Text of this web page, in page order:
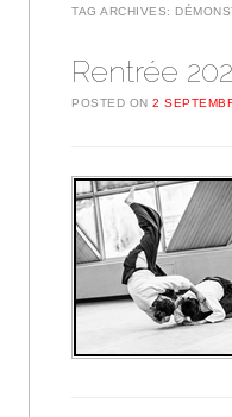
TAG ARCHIVES:
Rentrée
POSTED ON2